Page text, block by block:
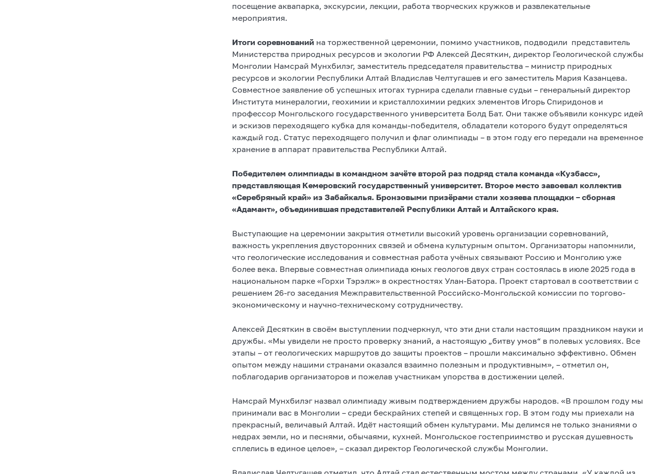
посещение аквапарка, экскурсии, лекции, работа творческих кружков и развлекательные
мероприятия.
Итоги соревнований на торжественной церемонии, помимо участников, подводили представитель
Министерства природных ресурсов и экологии РФ Алексей Десяткин, директор Геологической службы
Монголии Намсрай Мунхбилэг, заместитель председателя правительства – министр природных
ресурсов и экологии Республики Алтай Владислав Челтугашев и его заместитель Мария Казанцева.
Совместное заявление об успешных итогах турнира сделали главные судьи – генеральный директор
Института минералогии, геохимии и кристаллохимии редких элементов Игорь Спиридонов и
профессор Монгольского государственного университета Болд Бат. Они также объявили конкурс идей
и эскизов переходящего кубка для команды-победителя, обладатели которого будут определяться
каждый год. Статус переходящего получил и флаг олимпиады – в этом году его передали на временное
хранение в аппарат правительства Республики Алтай.
Победителем олимпиады в командном зачёте второй раз подряд стала команда «Кузбасс»,
представляющая Кемеровский государственный университет. Второе место завоевал коллектив
«Серебряный край» из Забайкалья. Бронзовыми призёрами стали хозяева площадки – сборная
«Адамант», объединившая представителей Республики Алтай и Алтайского края.
Выступающие на церемонии закрытия отметили высокий уровень организации соревнований,
важность укрепления двусторонних связей и обмена культурным опытом. Организаторы напомнили,
что геологические исследования и совместная работа учёных связывают Россию и Монголию уже
более века. Впервые совместная олимпиада юных геологов двух стран состоялась в июле 2025 года в
национальном парке «Горхи Тэрэлж» в окрестностях Улан-Батора. Проект стартовал в соответствии с
решением 26-го заседания Межправительственной Российско-Монгольской комиссии по торгово-
экономическому и научно-техническому сотрудничеству.
Алексей Десяткин в своём выступлении подчеркнул, что эти дни стали настоящим праздником науки и
дружбы. «Мы увидели не просто проверку знаний, а настоящую „битву умов“ в полевых условиях. Все
этапы – от геологических маршрутов до защиты проектов – прошли максимально эффективно. Обмен
опытом между нашими странами оказался взаимно полезным и продуктивным», – отметил он,
поблагодарив организаторов и пожелав участникам упорства в достижении целей.
Намсрай Мунхбилэг назвал олимпиаду живым подтверждением дружбы народов. «В прошлом году мы
принимали вас в Монголии – среди бескрайних степей и священных гор. В этом году мы приехали на
прекрасный, величавый Алтай. Идёт настоящий обмен культурами. Мы делимся не только знаниями о
недрах земли, но и песнями, обычаями, кухней. Монгольское гостеприимство и русская душевность
сплелись в единое целое», – сказал директор Геологической службы Монголии.